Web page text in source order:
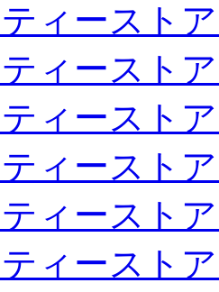
ィースト
ィースト
ィースト
ィースト
ィースト
ィースト